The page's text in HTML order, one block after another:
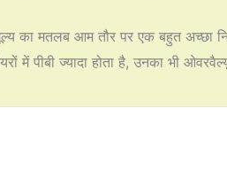
का मतलब आम तौर पर एक बहुत अच्छा
में पीबी ज्यादा होता है, उनका भी